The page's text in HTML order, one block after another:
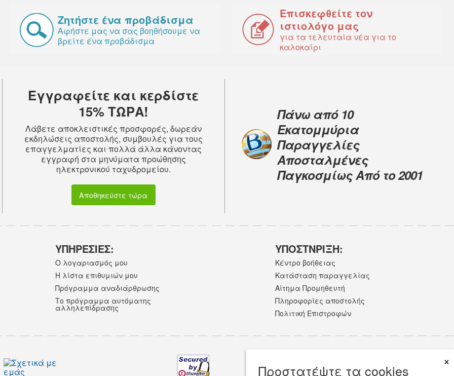
Προστατέψτε τα cookies
×
Ζητήστε ένα προβάδισμα
Αφήστε μας να σας βοηθήσουμε να
βρείτε ένα προβάδισμα
Επισκεφθείτε τον
ιστιολόγο μας
για τα τελευταία νέα για το
καλοκαίρι
Εγγραφείτε και κερδίστε
15% ΤΩΡΑ!
Λάβετε αποκλειστικές προσφορές, δωρεάν
εκδηλώσεις αποστολής, συμβουλές για τους
επαγγελματίες και πολλά άλλα κάνοντας
εγγραφή στα μηνύματα προώθησης
ηλεκτρονικού ταχυδρομείου.
Αποθηκεύστε τώρα
Πάνω από 10
Εκατομμύρια
Παραγγελίες
Αποσταλμένες
Παγκοσμίως Από το 2001
ΥΠΗΡΕΣΙΕΣ:
Ο λογαριασμός μου
Η λίστα επιθυμιών μου
Πρόγραμμα αναδιάρθρωσης
Το πρόγραμμα αυτόματης
αλληλεπίδρασης
ΥΠΟΣΤNΡΙΞΗ:
Κέντρο βοήθειας
Κατάσταση παραγγελίας
Αίτημα Προμηθευτή
Πληροφορίες αποστολής
Πολιτική Επιστροφών